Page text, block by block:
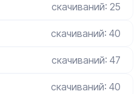
скачиваний: 25
скачиваний: 40
скачиваний: 47
скачиваний: 40